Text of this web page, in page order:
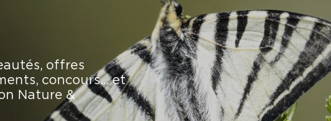
offres
concours… et
Nature &